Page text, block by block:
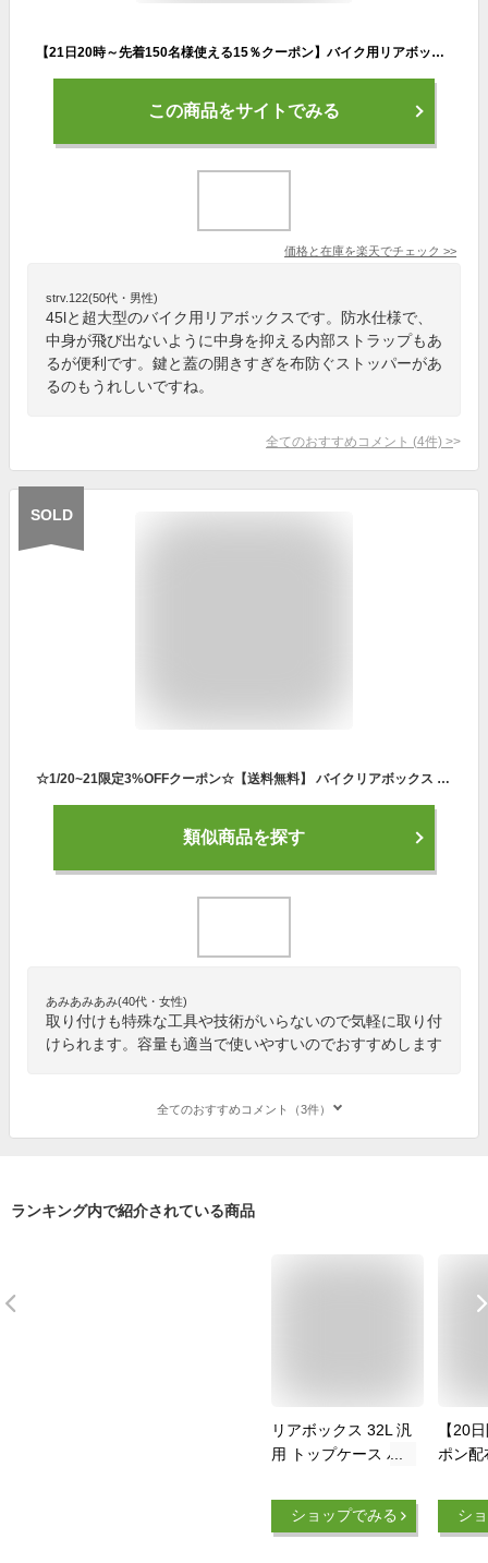
【21日20時～先着150名様使える15％クーポン】バイク用リアボックス トップケース バイクボックス 45L 32L 防振 防水 フルフェイス対応
この商品をサイトでみる
価格と在庫を楽天でチェック >>
strv.122(50代・男性)
45lと超大型のバイク用リアボックスです。防水仕様で、
中身が飛び出ないように中身を抑える内部ストラップもあ
るが便利です。鍵と蓋の開きすぎを布防ぐストッパーがあ
るのもうれしいですね。
全てのおすすめコメント (4件) >
SOLD
☆1/20~21限定3%OFFクーポン☆【送料無料】 バイクリアボックス 30L トップケース バイクボックス 着脱可能式 リアボックス ダイヤルロック 大容量 防水設計 スクーター バイク ヘルメット入れ ee340
類似商品を探す
あみあみあみ(40代・女性)
取り付けも特殊な工具や技術がいらないので気軽に取り付
けられます。容量も適当で使いやすいのでおすすめします
全てのおすすめコメント（3件）
ランキング内で紹介されている商品
リアボックス 32L 汎
用 トップケース バ
2色付き ブラック ワ
ンタッチ式 ツーリン
ショップでみる
【20
ポン配
プケー
クス
シ